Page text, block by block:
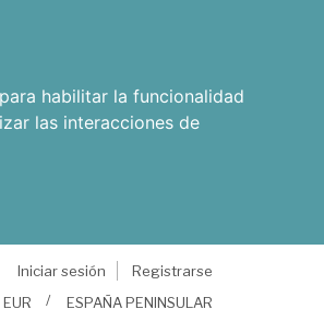
para habilitar la funcionalidad
las interacciones de
Iniciar sesión
Registrarse
EUR ESPAÑA PENINSULAR